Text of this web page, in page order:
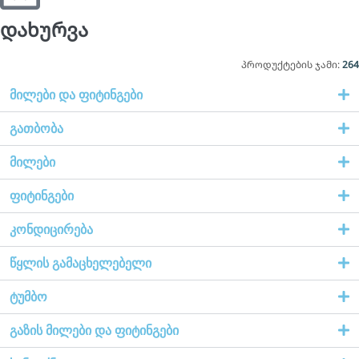
დახურვა
პროდუქტების ჯამი:264
მილები და ფიტინგები
გათბობა
მილები
ფიტინგები
კონდიცირება
წყლის გამაცხელებელი
ტუმბო
გაზის მილები და ფიტინგები